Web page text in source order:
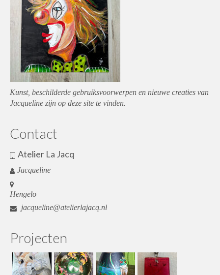
Kunst, beschilderde gebruiksvoorwerpen en nieuwe creaties van
Jacqueline zijn op deze site te vinden.
Contact
Atelier La Jacq
Jacqueline
Hengelo
jacqueline@atelierlajacq.nl
Projecten